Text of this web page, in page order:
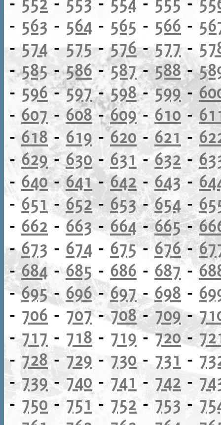
- 563 - 564 - 565 - 566 -
-574 -575-576-577-
-585-586-587-588-
- 596-597-598-599-
- 607 - 608-609- 610 -
- 618 -619 -620 - 621 -
- 629-630 -631-632 -
- 640-641-642- 643 -
- 651 -652- 653-654-
- 662 - 663-664-665-
-673 - 674 - 675-676-
-684-685 - 686 - 687 -
-695- 696-697- 698 -
- 706 - 707-708-709-
-717 - 718 - 719-720-
- 728 -729 - 730 - 731 -
-739-740 - 741 - 742 -
- 750 - 751 - 752 - 753 -